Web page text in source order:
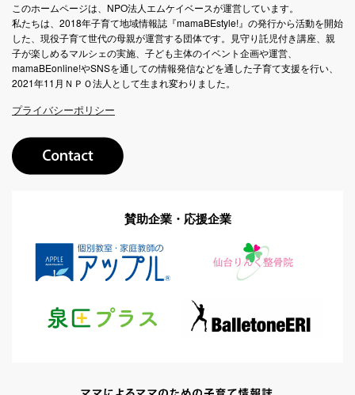
このホームページは、NPO法人エムケイベースが運営しています。
私たちは、2018年子育て地域情報誌『mamaBEstyle!』の発行から活動を開始
した、現役子育て世代の母親が運営する団体です。見守り託児付き講座、親
子が楽しめるマルシェの実施、子ども主体のイベント企画や運営、
mamaBEonline!やSNSを通しての情報発信などを通した子育て支援を行い、
2021年11月ＮＰＯ法人として生まれ変わりました。
プライバシーポリシー
賛助企業・応援企業